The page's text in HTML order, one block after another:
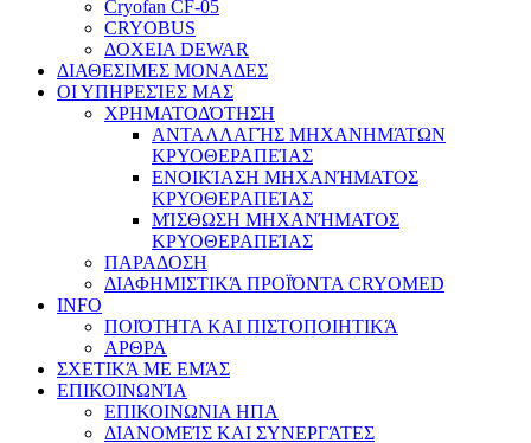
Cryofan CF-05
CRYOBUS
ΔΟΧΕΙΑ DEWAR
ΔΙΑΘΕΣΙΜΕΣ ΜΟΝΑΔΕΣ
ΟΙ ΥΠΗΡΕΣΊΕΣ ΜΑΣ
ΧΡΗΜΑΤΟΔΌΤΗΣΗ
ΑΝΤΑΛΛΑΓΉΣ ΜΗΧΑΝΗΜΆΤΩΝ
ΚΡΥΟΘΕΡΑΠΕΊΑΣ
ΕΝΟΙΚΊΑΣΗ ΜΗΧΑΝΉΜΑΤΟΣ
ΚΡΥΟΘΕΡΑΠΕΊΑΣ
ΜΊΣΘΩΣΗ ΜΗΧΑΝΉΜΑΤΟΣ
ΚΡΥΟΘΕΡΑΠΕΊΑΣ
ΠΑΡΑΔΟΣΗ
ΔΙΑΦΗΜΙΣΤΙΚΆ ΠΡΟΪΌΝΤΑ CRYOMED
INFO
ΠΟΙΌΤΗΤΑ ΚΑΙ ΠΙΣΤΟΠΟΙΗΤΙΚΆ
ΑΡΘΡΑ
ΣΧΕΤΙΚΆ ΜΕ ΕΜΆΣ
ΕΠΙΚΟΙΝΩΝΊΑ
ΕΠΙΚΟΙΝΩΝΙΑ ΗΠΑ
ΔΙΑΝΟΜΕΊΣ ΚΑΙ ΣΥΝΕΡΓΆΤΕΣ